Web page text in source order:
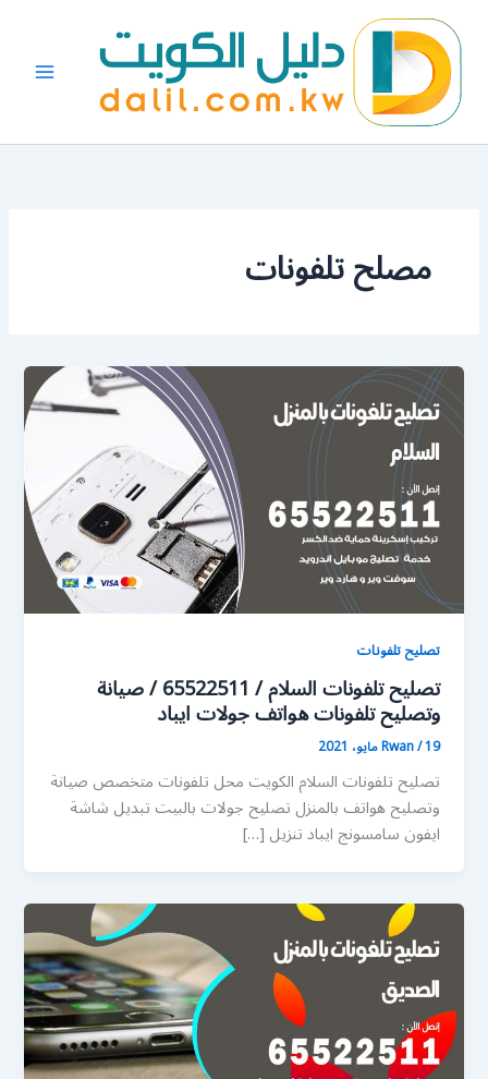
المحتوى
مصلح تلفونات
تصليح تلفونات
تصليح تلفونات السلام / 65522511 / صيانة
وتصليح تلفونات هواتف جولات ايباد
Rwan/19 مايو، 2021
تصليح تلفونات السلام الكويت محل تلفونات متخصص صيانة
وتصليح هواتف بالمنزل تصليح جولات بالبيت تبديل شاشة
ايفون سامسونج ايباد تنزيل […]